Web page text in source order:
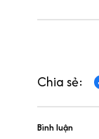
Chia sẻ:
Bình luận